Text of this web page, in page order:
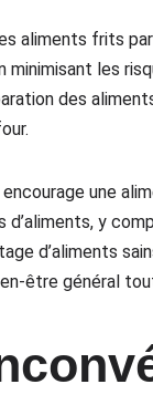
aliments frits
les
des
une
y
d’aliments
être général